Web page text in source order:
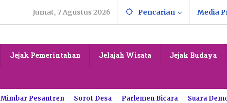
Jumat, 7 Agustus 2026 Pencarian Media
Jejak Pemerintahan Jelajah Wisata Jejak Budaya
Mimbar Pesantren Sorot Desa Parlemen Bicara Suara